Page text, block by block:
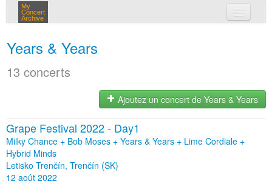
My
Concert
Archive
Years & Years
13 concerts
Ajoutez un concert de Years & Years
Grape Festival 2022 - Day1
Milky Chance + Bob Moses + Years & Years + Lime Cordiale +
Hybrid Minds
Letisko Trenčín, Trenčín (SK)
12 août 2022